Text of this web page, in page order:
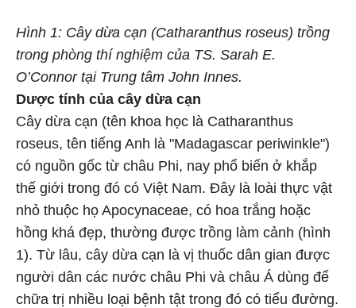
Hình 1: Cây dừa cạn (Catharanthus roseus) trồng
trong phòng thí nghiệm của TS. Sarah E.
O’Connor tại Trung tâm John Innes.
Dược tính của cây dừa cạn
Cây dừa cạn (tên khoa học là Catharanthus
roseus, tên tiếng Anh là "Madagascar periwinkle")
có nguồn gốc từ châu Phi, nay phổ biến ở khắp
thế giới trong đó có Việt Nam. Đây là loài thực vật
nhỏ thuộc họ Apocynaceae, có hoa trắng hoặc
hồng khá đẹp, thường được trồng làm cảnh (hình
1). Từ lâu, cây dừa cạn là vị thuốc dân gian được
người dân các nước châu Phi và châu Á dùng để
chữa trị nhiều loại bệnh tật trong đó có tiểu đường.